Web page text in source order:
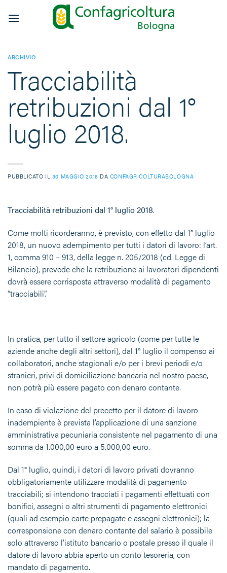
ARCHIVIO
Tracciabilità
retribuzioni dal 1°
luglio 2018.
PUBBLICATO IL 30 MAGGIO 2018 DA CONFAGRICOLTURABOLOGNA
Tracciabilità retribuzioni dal 1° luglio 2018.
Come molti ricorderanno, è previsto, con effetto dal 1° luglio
2018, un nuovo adempimento per tutti i datori di lavoro: l’art.
1, comma 910 – 913, della legge n. 205/2018 (cd. Legge di
Bilancio), prevede che la retribuzione ai lavoratori dipendenti
dovrà essere corrisposta attraverso modalità di pagamento
“tracciabili”.
In pratica, per tutto il settore agricolo (come per tutte le
aziende anche degli altri settori), dal 1° luglio il compenso ai
collaboratori, anche stagionali e/o per i brevi periodi e/o
stranieri, privi di domiciliazione bancaria nel nostro paese,
non potrà più essere pagato con denaro contante.
In caso di violazione del precetto per il datore di lavoro
inadempiente è prevista l’applicazione di una sanzione
amministrativa pecuniaria consistente nel pagamento di una
somma da 1.000,00 euro a 5.000,00 euro.
Dal 1° luglio, quindi, i datori di lavoro privati dovranno
obbligatoriamente utilizzare modalità di pagamento
tracciabili; si intendono tracciati i pagamenti effettuati con
bonifici, assegni o altri strumenti di pagamento elettronici
(quali ad esempio carte prepagate e assegni elettronici); la
corresponsione con denaro contante del salario è possibile
solo attraverso l’istituto bancario o postale presso il quale il
datore di lavoro abbia aperto un conto tesoreria, con
mandato di pagamento.